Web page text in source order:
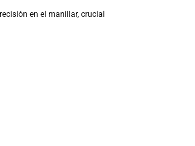
en el manillar, crucial